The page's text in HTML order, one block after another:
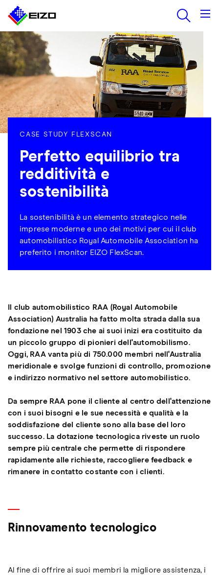
CASE STUDY FLEXSCAN
Perfetto equilibrio tra
redditività e
sostenibilità
La sostenibilità è un elemento strategico nelle
imprese moderne e uno dei motivi per cui il club
automobilistico Royal Automobile Association ha
preferito i monitor EIZO FlexScan.
Il club automobilistico RAA (Royal Automobile
Association) Australia ha fatto molta strada dalla sua
fondazione nel 1903 che ai suoi inizi era costituito da
un piccolo gruppo di pionieri dell'automobilismo.
Oggi, RAA vanta più di 750.000 membri nell'Australia
meridionale e svolge funzioni di controllo, promozione
e indirizzo normativo nel settore automobilistico.
Da sempre RAA pone il cliente al centro dell'attenzione
con i suoi bisogni e le sue necessità e qualità e la
soddisfazione del cliente sono alla base del loro
successo. La dotazione tecnologica riveste un ruolo
sempre più centrale che permette di rispondere
rapidamente alle richieste, raccogliere feedback e
rimanere in contatto costante con i clienti.
Rinnovamento tecnologico
Al fine di offrire ai suoi membri la migliore assistenza, i